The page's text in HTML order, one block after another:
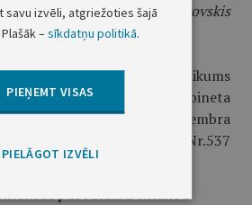
Finanšu ministrsV.Dombrovskis
1.pielikums
Ministru kabineta
2002.gada 17.decembra
noteikumiem Nr.537
pašvaldību finanšu
savu izvēli, atgriežoties šajā
–sīkdatņu politikā.
PIEŅEMT VISAS
PIELĀGOT IZVĒLI